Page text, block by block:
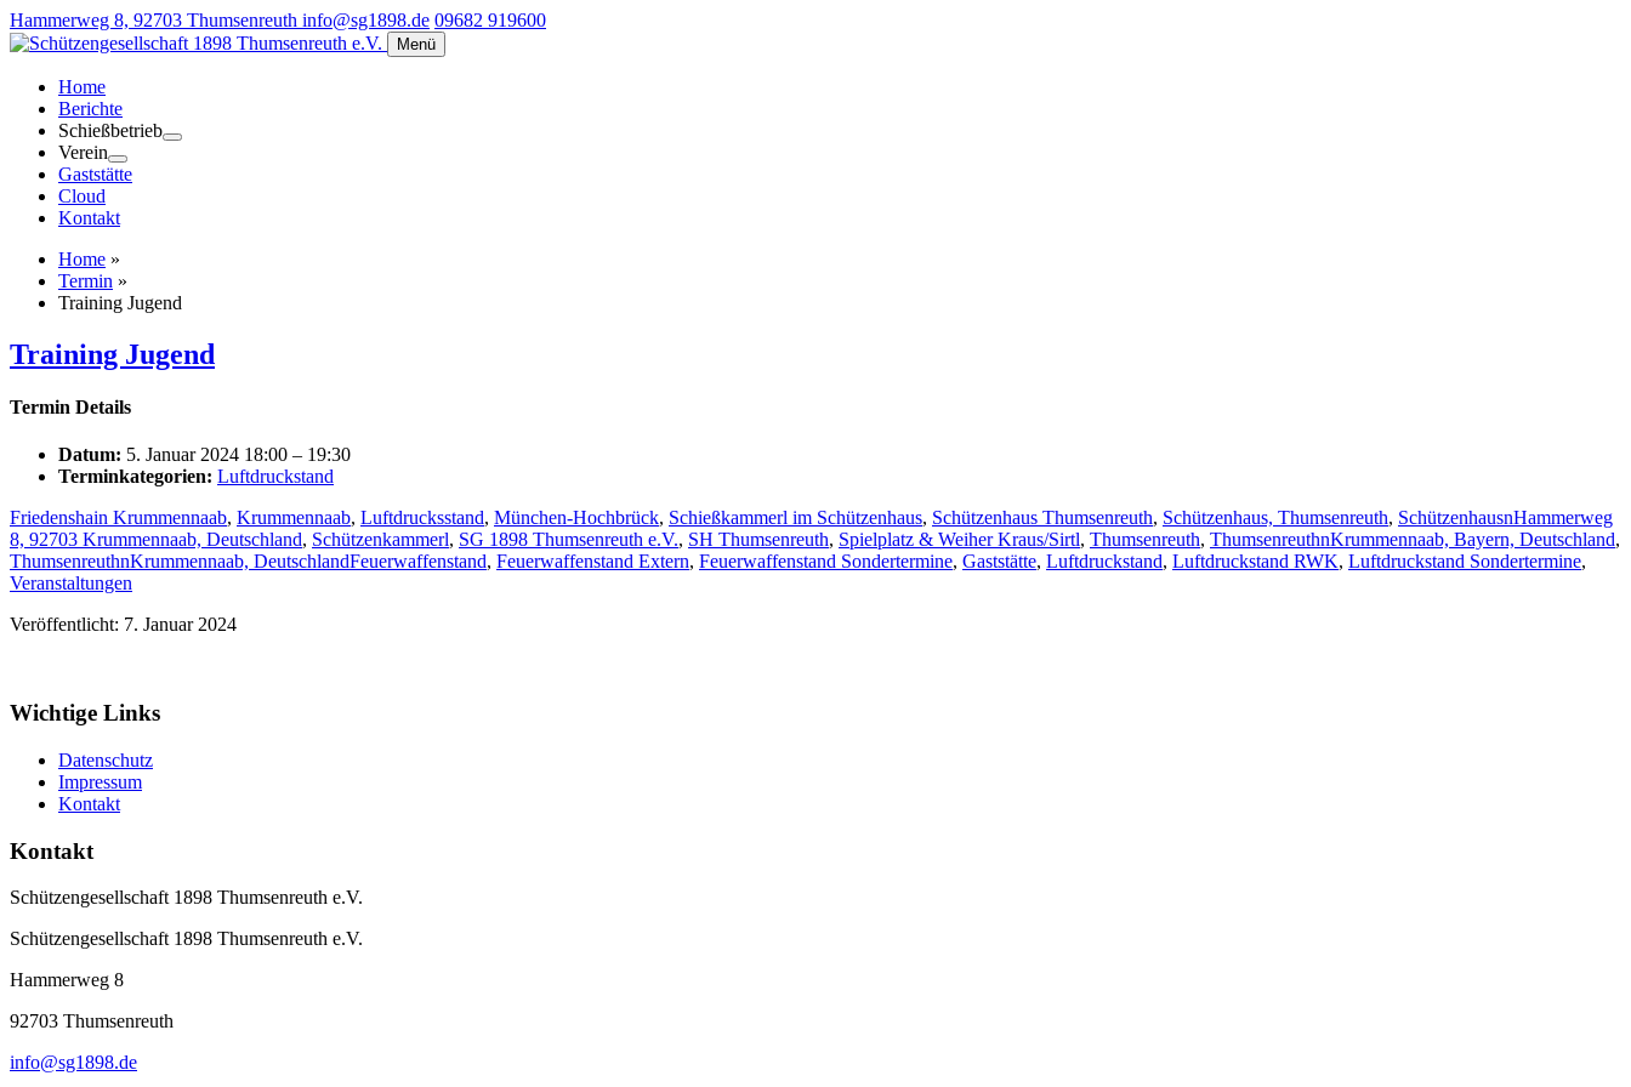
Hammerweg 8, 92703 Thumsenreuth info@sg1898.de 09682 919600
Menü
Home
Berichte
Schießbetrieb
Verein
Gaststätte
Cloud
Kontakt
Home »
Termin »
Training Jugend
Training Jugend
Termin Details
Datum: 5. Januar 2024 18:00 – 19:30
Terminkategorien: Luftdruckstand
Friedenshain Krummennaab, Krummennaab, Luftdrucksstand, München-Hochbrück, Schießkammerl im Schützenhaus, Schützenhaus Thumsenreuth, Schützenhaus, Thumsenreuth, SchützenhausnHammerweg
8, 92703 Krummennaab, Deutschland, Schützenkammerl, SG 1898 Thumsenreuth e.V., SH Thumsenreuth, Spielplatz & Weiher Kraus/Sirtl, Thumsenreuth, ThumsenreuthnKrummennaab, Bayern, Deutschland,
ThumsenreuthnKrummennaab, DeutschlandFeuerwaffenstand, Feuerwaffenstand Extern, Feuerwaffenstand Sondertermine, Gaststätte, Luftdruckstand, Luftdruckstand RWK, Luftdruckstand Sondertermine,
Veranstaltungen
Veröffentlicht: 7. Januar 2024
Wichtige Links
Datenschutz
Impressum
Kontakt
Kontakt
Schützengesellschaft 1898 Thumsenreuth e.V.
Schützengesellschaft 1898 Thumsenreuth e.V.
Hammerweg 8
92703 Thumsenreuth
info@sg1898.de